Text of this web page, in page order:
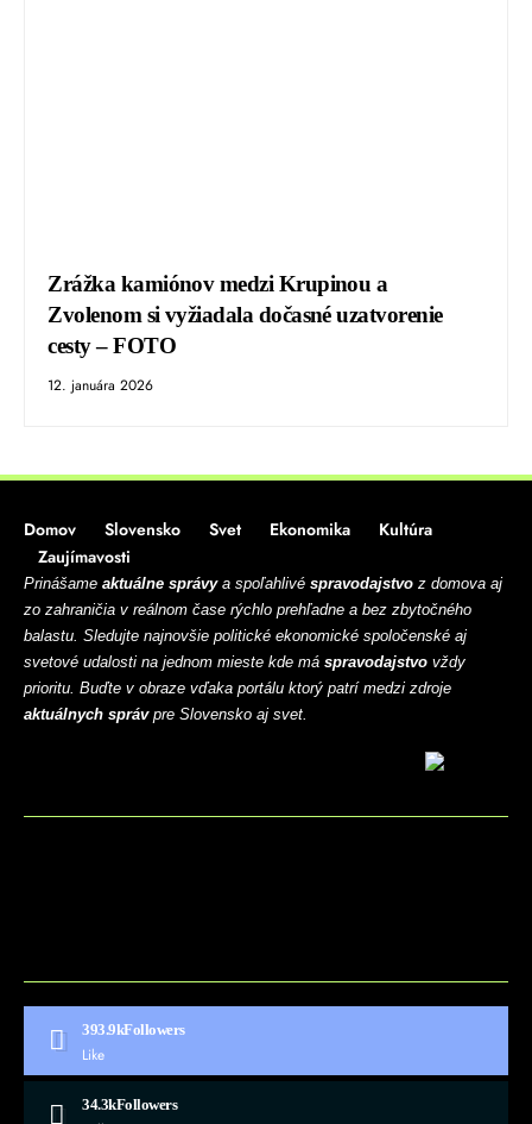
Zrážka kamiónov medzi Krupinou a
Zvolenom si vyžiadala dočasné uzatvorenie
cesty – FOTO
12. januára 2026
Domov Slovensko Svet Ekonomika
Kultúra
Zaujímavosti
Prinášame aktuálne správya spoľahlivé spravodajstvo z domova aj
zo zahraničia v reálnom čase rýchlo prehľadne a bez zbytočného
balastu. Sledujte najnovšie politické ekonomické spoločenské aj
svetové udalosti na jednom mieste kde má spravodajstvo vždy
prioritu. Buďte v obraze vďaka portálu ktorý patrí medzi zdroje
aktuálnych správpre Slovensko aj svet.
393.9kFollowers
Like
34.3kFollowers